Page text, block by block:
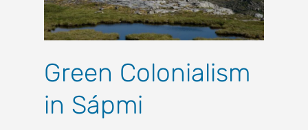
Green Colonialism
in Sápmi